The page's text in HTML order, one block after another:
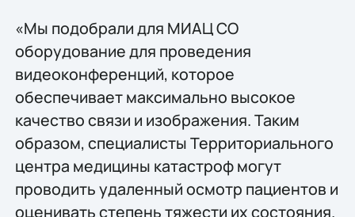
«Мы подобрали для МИАЦ СО
оборудование для проведения
видеоконференций, которое
обеспечивает максимально высокое
качество связи и изображения. Таким
образом, специалисты Территориального
центра медицины катастроф могут
проводить удаленный осмотр пациентов и
оценивать степень тяжести их состояния.